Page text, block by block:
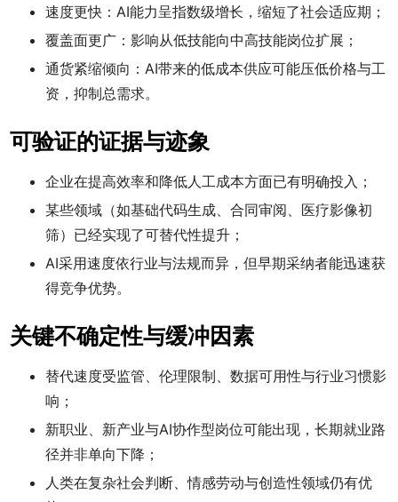
速度更快：AI能力呈指数级增长，缩短了社会适应期；
覆盖面更广：影响从低技能向中高技能岗位扩展；
通货紧缩倾向：AI带来的低成本供应可能压低价格与工
资，抑制总需求。
可验证的证据与迹象
企业在提高效率和降低人工成本方面已有明确投入；
某些领域（如基础代码生成、合同审阅、医疗影像初
筛）已经实现了可替代性提升；
AI采用速度依行业与法规而异，但早期采纳者能迅速获
得竞争优势。
关键不确定性与缓冲因素
替代速度受监管、伦理限制、数据可用性与行业习惯影
响；
新职业、新产业与AI协作型岗位可能出现，长期就业路
径并非单向下降；
人类在复杂社会判断、情感劳动与创造性领域仍有优